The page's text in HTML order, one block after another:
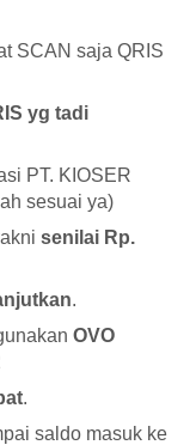
SCAN saja QRIS
yg tadi
PT. KIOSER
sesuai ya)
senilai Rp.
.
OVO
.
saldo masuk ke